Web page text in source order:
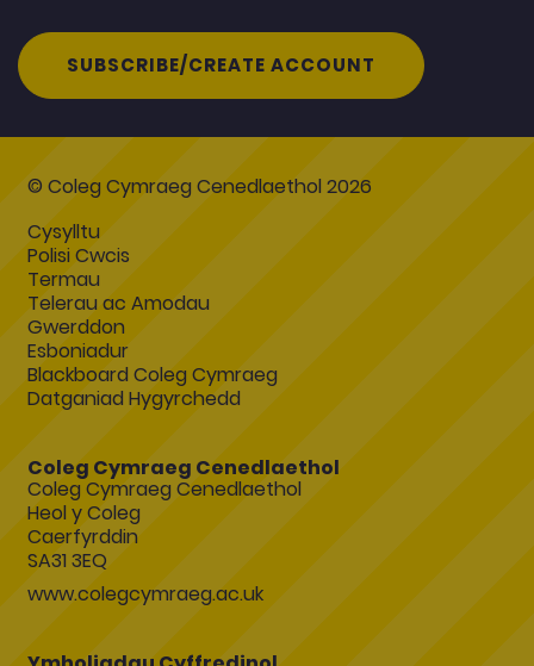
SUBSCRIBE/CREATE ACCOUNT
© Coleg Cymraeg Cenedlaethol 2026
Cysylltu
Polisi Cwcis
Termau
Telerau ac Amodau
Gwerddon
Esboniadur
Blackboard Coleg Cymraeg
Datganiad Hygyrchedd
Coleg Cymraeg Cenedlaethol
Coleg Cymraeg Cenedlaethol
Heol y Coleg
Caerfyrddin
SA31 3EQ
www.colegcymraeg.ac.uk